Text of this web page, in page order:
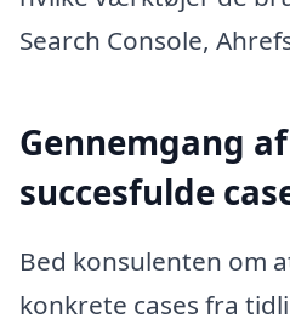
Search Console,
Gennemgang
succesfulde
Bed konsulenten om
konkrete cases fra